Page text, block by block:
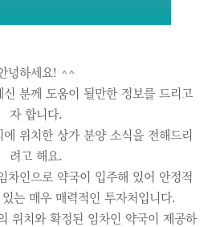
녕하세요! ^^
분께 도움이 될만한 정보를 드리고
자 합니다.
위치한 상가 분양 소식을 전해드리
려고 해요.
차인으로 약국이 입주해 있어 안정적
는 매우 매력적인 투자처입니다.
위치와 확정된 임차인 약국이 제공하